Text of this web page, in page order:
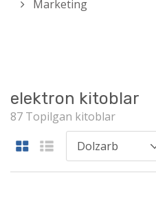
Marketing
elektron kitoblar
87 Topilgan kitoblar